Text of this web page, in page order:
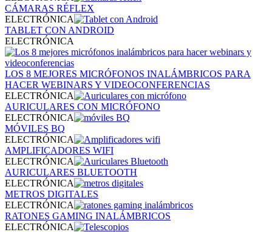
CÁMARAS RÉFLEX
ELECTRÓNICA
TABLET CON ANDROID
ELECTRÓNICA
LOS 8 MEJORES MICRÓFONOS INALÁMBRICOS PARA
HACER WEBINARS Y VIDEOCONFERENCIAS
ELECTRÓNICA
AURICULARES CON MICRÓFONO
ELECTRÓNICA
MÓVILES BQ
ELECTRÓNICA
AMPLIFICADORES WIFI
ELECTRÓNICA
AURICULARES BLUETOOTH
ELECTRÓNICA
METROS DIGITALES
ELECTRÓNICA
RATONES GAMING INALÁMBRICOS
ELECTRÓNICA